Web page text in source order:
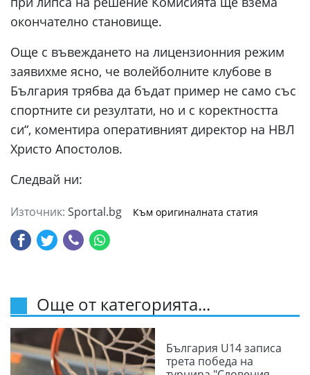
окончателно становище.
Още с въвеждането на лицензионния режим
заявихме ясно, че волейболните клубове в
България трябва да бъдат пример не само със
спортните си резултати, но и с коректността
си“, коментира оперативният директор на НВЛ
Христо Апостолов.
Следвай ни:
Източник: Sportal.bg Към оригиналната статия
Още от категорията...
България U14 записа
трета победа на